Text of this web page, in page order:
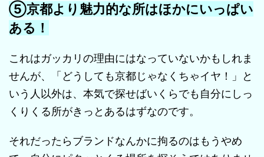
⑤京都より魅力的な所はほかにいっぱい
ある！
これはガッカリの理由にはなっていないかもしれま
せんが、「どうしても京都じゃなくちゃイヤ！」と
いう人以外は、本気で探せばいくらでも自分にしっ
くりくる所がきっとあるはずなのです。
それだったらブランドなんかに拘るのはもうやめ